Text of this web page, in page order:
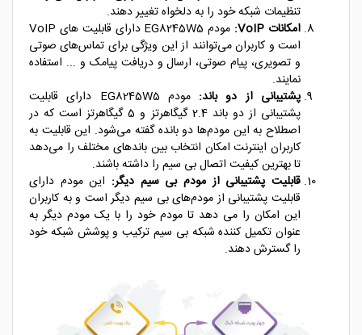
تنظیمات شبکه خود را به دلخواه تغییر دهند.
امکانات VoIP:
مودم EG8245W5 دارای قابلیت های VoIP
است و کاربران می‌توانند از این ویژگی برای تماس‌های صوتی
و تصویری، پیام صوتی، ارسال و دریافت پیامک و ... استفاده
نمایند.
پشتیبانی از دو باند:
مودم EG8245W5 دارای قابلیت
پشتیبانی از دو باند 2.4 گیگاهرتز و 5 گیگاهرتز است که در
اصطلاح به این مودم‌ها دو بانده گفته می‌شود. این قابلیت به
کاربران اینترنت امکان انتخاب بین باندهای مختلف را می‌دهد
تا بهترین کیفیت اتصال بی سیم را داشته باشند.
قابلیت پشتیبانی از مودم بی سیم دیگر: این مودم دارای
قابلیت پشتیبانی از مودم‌های بی سیم دیگر است و به کاربران
این امکان را می دهد تا مودم خود را با یک مودم دیگر به
عنوان تکمیل کننده شبکه بی سیم ترکیب و پوشش شبکه خود
را گسترش دهند.